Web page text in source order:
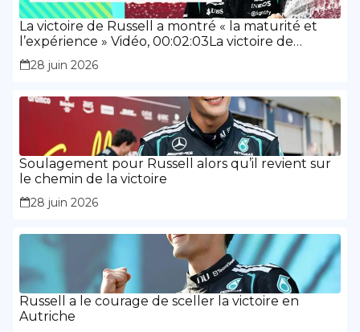
La victoire de Russell a montré « la maturité et
l’expérience » Vidéo, 00:02:03La victoire de
Russell a montré « la maturité et l’expérience »
28 juin 2026
Soulagement pour Russell alors qu’il revient sur
le chemin de la victoire
28 juin 2026
Russell a le courage de sceller la victoire en
Autriche